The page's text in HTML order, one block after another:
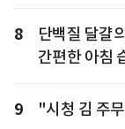
8
단백질 달걀
간편한 아침
9 "시청 김 주